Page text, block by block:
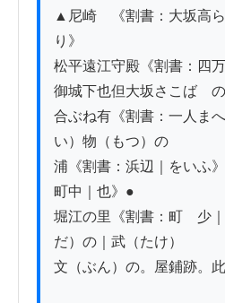
▲尼崎　《割書：大坂高
り》
松平遠江守殿《割書：四万
御城下也但大坂さこばゟ
合ぶね有《割書：一人ま
い）物（もつ）の
浦《割書：浜辺｜をいふ
町中｜也》●
堀江の里《割書：町ゟ少
だ）の｜武（たけ）
文（ぶん）の。屋鋪跡。